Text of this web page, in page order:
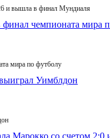
и вышла в финал Мундиаля
мира по футболу